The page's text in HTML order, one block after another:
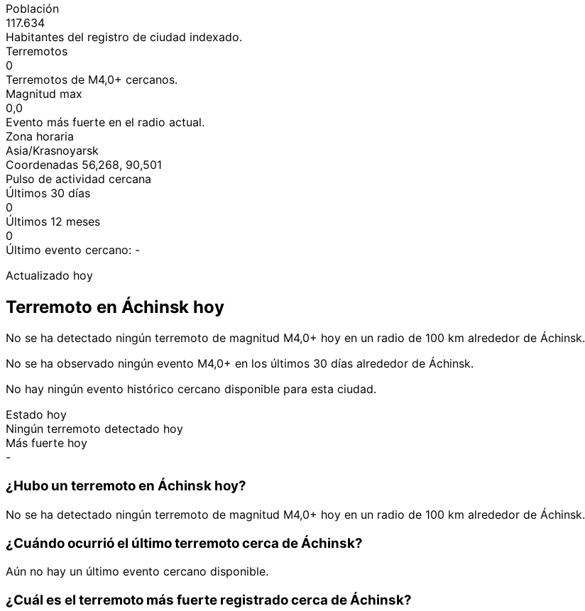
Población
117.634
Habitantes del registro de ciudad indexado.
Terremotos
0
Terremotos de M4,0+ cercanos.
Magnitud max
0,0
Evento más fuerte en el radio actual.
Zona horaria
Asia/Krasnoyarsk
Coordenadas 56,268, 90,501
Pulso de actividad cercana
Últimos 30 días
0
Últimos 12 meses
0
Último evento cercano: -
Actualizado hoy
Terremoto en Áchinsk hoy
No se ha detectado ningún terremoto de magnitud M4,0+ hoy en un radio de 100 km alrededor de Áchinsk.
No se ha observado ningún evento M4,0+ en los últimos 30 días alrededor de Áchinsk.
No hay ningún evento histórico cercano disponible para esta ciudad.
Estado hoy
Ningún terremoto detectado hoy
Más fuerte hoy
-
¿Hubo un terremoto en Áchinsk hoy?
No se ha detectado ningún terremoto de magnitud M4,0+ hoy en un radio de 100 km alrededor de Áchinsk.
¿Cuándo ocurrió el último terremoto cerca de Áchinsk?
Aún no hay un último evento cercano disponible.
¿Cuál es el terremoto más fuerte registrado cerca de Áchinsk?